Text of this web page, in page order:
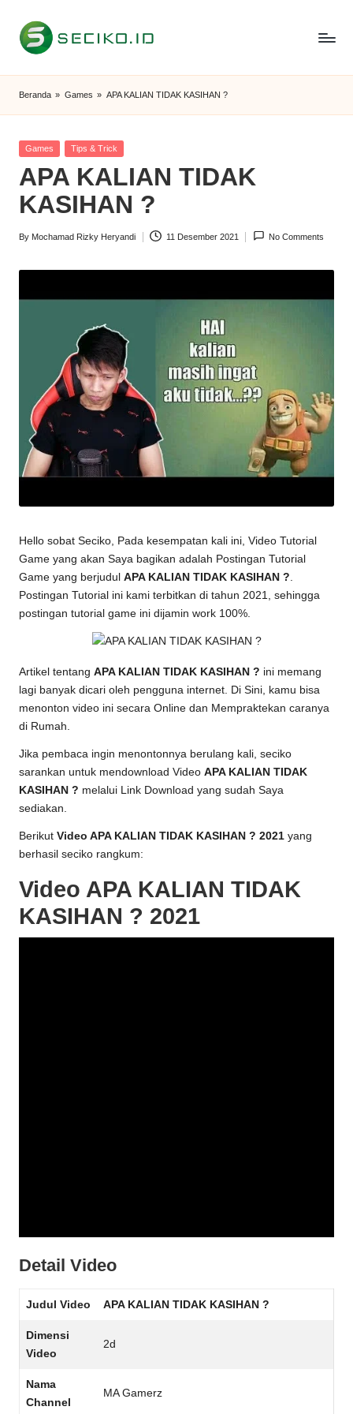
Skip
S
e
c
i
k
o
I
Beranda » Games » APA KALIAN TIDAK KASIHAN ?
Posted
Games Tips & Trick
APA KALIAN TIDAK
KASIHAN ?
Posted
By Mochamad Rizky Heryandi 11 Desember 2021 No Comments
Hello sobat Seciko, Pada kesempatan kali ini, Video Tutorial
Game yang akan Saya bagikan adalah Postingan Tutorial
Game yang berjudul APA KALIAN TIDAK KASIHAN ?.
Postingan Tutorial ini kami terbitkan di tahun 2021, sehingga
postingan tutorial game ini dijamin work 100%.
Artikel tentang APA KALIAN TIDAK KASIHAN ? ini memang
lagi banyak dicari oleh pengguna internet. Di Sini, kamu bisa
menonton video ini secara Online dan Mempraktekan caranya
di Rumah.
Jika pembaca ingin menontonnya berulang kali, seciko
sarankan untuk mendownload Video APA KALIAN TIDAK
KASIHAN ? melalui Link Download yang sudah Saya
sediakan.
Berikut Video APA KALIAN TIDAK KASIHAN ? 2021 yang
berhasil seciko rangkum:
Video APA KALIAN TIDAK
KASIHAN ? 2021
Detail Video
Judul Video APA KALIAN TIDAK KASIHAN ?
Dimensi
Video
2d
Nama
Channel
MA Gamerz